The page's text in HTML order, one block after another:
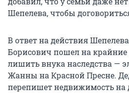
Шепелева, чтобы
В ответ на действия
Борисович пошел на
лишить внука наследства —
Жанны на Красной Пресне.
перепишет недвижимость на